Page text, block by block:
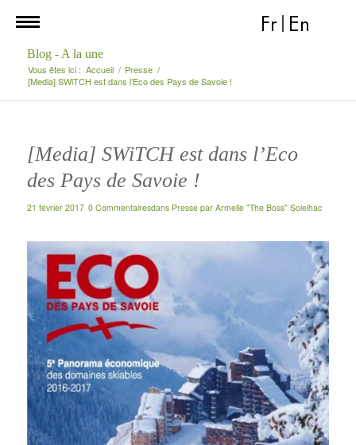
Fr En
Blog - A la une
Vous êtes ici : Accueil / Presse /
[Media] SWiTCH est dans l’Eco des Pays de Savoie !
[Media] SWiTCH est dans l’Eco
des Pays de Savoie !
21 février 2017 0 Commentairesdans Presse par Armelle "The Boss" Solelhac